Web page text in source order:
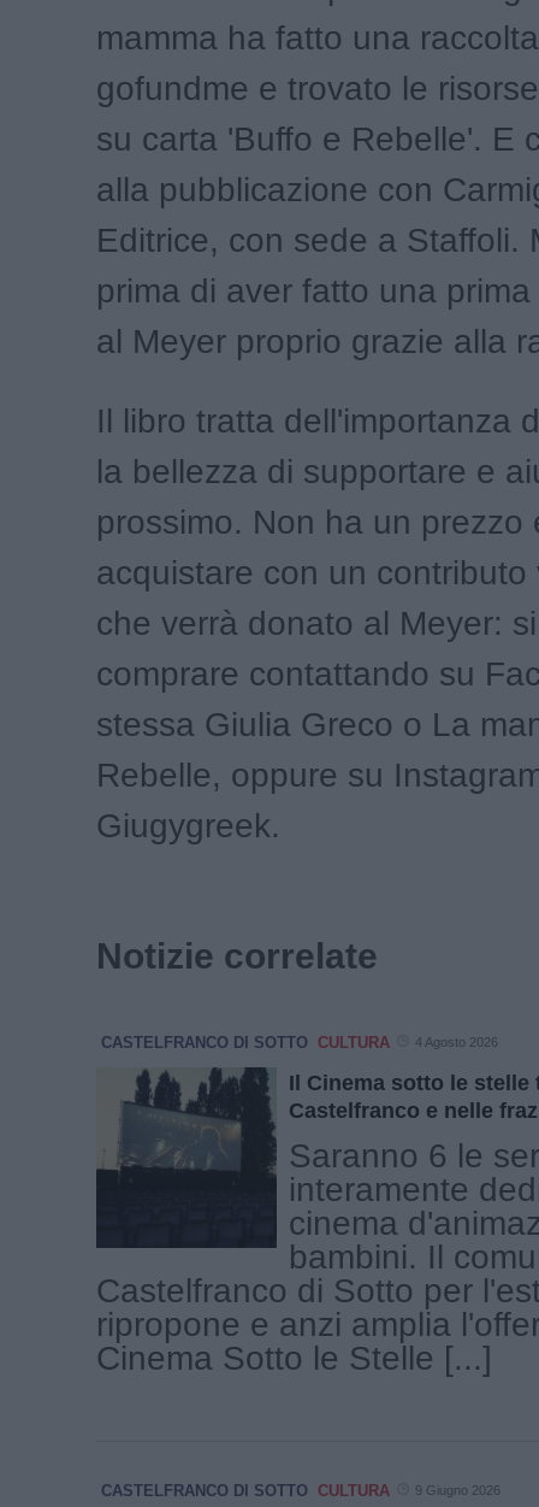
mamma ha fatto una
gofundme e trovato le
su carta 'Buffo e Rebelle'. E
alla pubblicazione con
Editrice, con sede a Staffoli.
prima di aver fatto una
al Meyer proprio grazie alla
Il libro tratta dell'importanza
la bellezza di supportare e
prossimo. Non ha un prezzo
acquistare con un contributo
che verrà donato al Meyer:
comprare contattando su
stessa Giulia Greco o La
Rebelle, oppure su
Giugygreek.
Notizie correlate
CASTELFRANCO DI SOTTO CULTURA 4 Agosto 2026
Il Cinema sotto le stelle
Castelfranco e nelle
Saranno 6 le
interamente
cinema
bambini. Il
Castelfranco di Sotto per
ripropone e anzi amplia
Cinema Sotto le Stelle [...]
CASTELFRANCO DI SOTTO CULTURA 9 Giugno 2026